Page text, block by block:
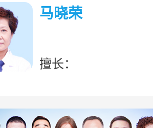
马晓荣
擅长：